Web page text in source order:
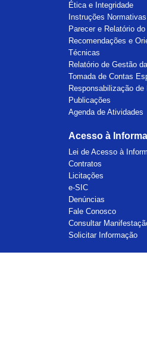
Ética e Integridade
Instruções Normativas
Parecer e Relatório
Recomendações e
Técnicas
Relatório de Gestão
Tomada de Contas
Responsabilização de
Publicações
Agenda de Atividades
Acesso à
Lei de Acesso à
Contratos
Licitações
e-SIC
Denúncias
Fale Conosco
Consultar
Solicitar Informação